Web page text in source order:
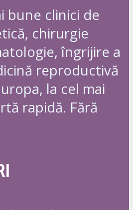
bune clinici de
chirurgie
îngrijire a
reproductivă
la cel mai
rapidă. Fără